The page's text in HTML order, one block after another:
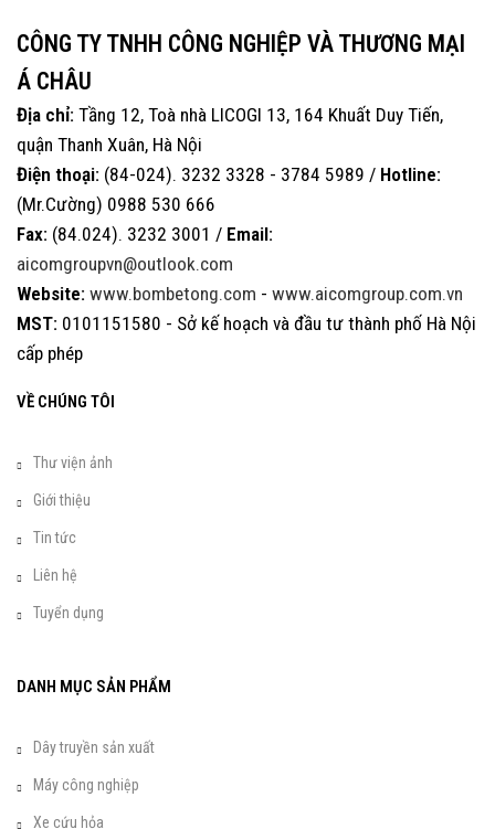
CÔNG TY TNHH CÔNG NGHIỆP VÀ THƯƠNG MẠI
Á CHÂU
Địa chỉ: Tầng 12, Toà nhà LICOGI 13, 164 Khuất Duy Tiến,
quận Thanh Xuân, Hà Nội
Điện thoại: (84-024). 3232 3328 - 3784 5989 / Hotline:
(Mr.Cường) 0988 530 666
Fax: (84.024). 3232 3001 / Email:
aicomgroupvn@outlook.com
Website: www.bombetong.com - www.aicomgroup.com.vn
MST: 0101151580 - Sở kế hoạch và đầu tư thành phố Hà Nội
cấp phép
VỀ CHÚNG TÔI
Thư viện ảnh
Giới thiệu
Tin tức
Liên hệ
Tuyển dụng
DANH MỤC SẢN PHẨM
Dây truyền sản xuất
Máy công nghiệp
Xe cứu hỏa